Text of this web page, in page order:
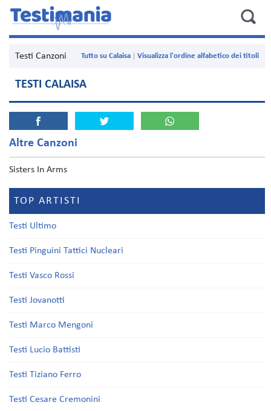
Testi Canzoni Visualizza l'ordine alfabetico dei titoli
Tutto su Calaisa
TESTI CALAISA
Altre Canzoni
Sisters In Arms
TOP ARTISTI
Testi Ultimo
Testi Pinguini Tattici Nucleari
Testi Vasco Rossi
Testi Jovanotti
Testi Marco Mengoni
Testi Lucio Battisti
Testi Tiziano Ferro
Testi Cesare Cremonini